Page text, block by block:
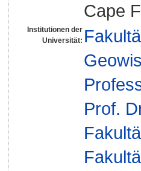
Cape
Institutionen der
Universität:
Prof.